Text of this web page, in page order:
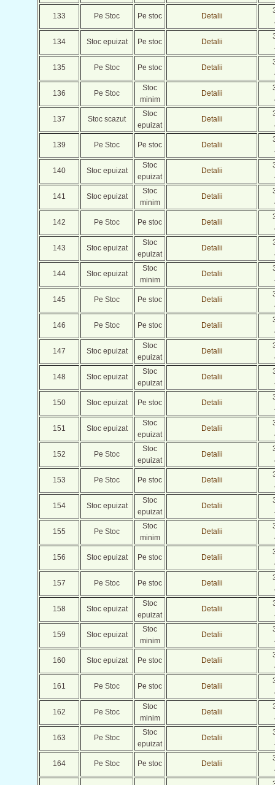
133 Pe Stoc Pe stoc Detalii
134 Stoc epuizat Pe stoc Detalii
135 Pe Stoc Pe stoc Detalii
136 Pe Stoc
Stoc
minim
Detalii
137 Stoc scazut
Stoc
epuizat
Detalii
139 Pe Stoc Pe stoc Detalii
140 Stoc epuizat
Stoc
epuizat
Detalii
141 Stoc epuizat
Stoc
minim
Detalii
142 Pe Stoc Pe stoc Detalii
143 Stoc epuizat
Stoc
epuizat
Detalii
144 Stoc epuizat
Stoc
minim
Detalii
145 Pe Stoc Pe stoc Detalii
146 Pe Stoc Pe stoc Detalii
147 Stoc epuizat
Stoc
epuizat
Detalii
148 Stoc epuizat
Stoc
epuizat
Detalii
150 Stoc epuizat Pe stoc Detalii
151 Stoc epuizat
Stoc
epuizat
Detalii
152 Pe Stoc
Stoc
epuizat
Detalii
153 Pe Stoc Pe stoc Detalii
154 Stoc epuizat
Stoc
epuizat
Detalii
155 Pe Stoc
Stoc
minim
Detalii
156 Stoc epuizat Pe stoc Detalii
157 Pe Stoc Pe stoc Detalii
158 Stoc epuizat
Stoc
epuizat
Detalii
159 Stoc epuizat
Stoc
minim
Detalii
160 Stoc epuizat Pe stoc Detalii
161 Pe Stoc Pe stoc Detalii
162 Pe Stoc
Stoc
minim
Detalii
163 Pe Stoc
Stoc
epuizat
Detalii
164 Pe Stoc Pe stoc Detalii